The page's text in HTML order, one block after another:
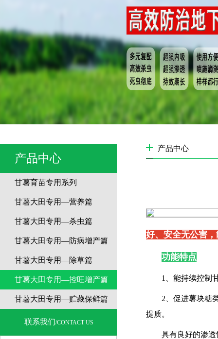
产品中心
甘薯育苗专用系列
甘薯大田专用—营养篇
甘薯大田专用—杀虫篇
甘薯大田专用—防病增产篇
甘薯大田专用—除草篇
甘薯大田专用—控旺增产篇
甘薯大田专用—贮藏保鲜篇
联系我们/CONTACT US
产品中心
好、安全无公害
功能特点
1、能持续控制
2、促进薯块糖
提质。
具有良好的渗